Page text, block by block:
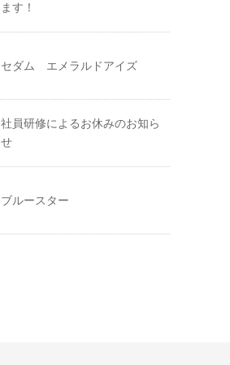
ます！
セダム エメラルドアイズ
社員研修によるお休みのお知ら
せ
ブルースター